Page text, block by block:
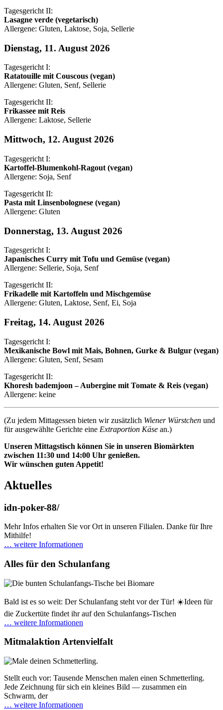
Tagesgericht II:
Lasagne verde (vegetarisch)
Allergene: Gluten, Laktose, Soja, Sellerie
Dienstag, 11. August 2026
Tagesgericht I:
Ratatouille mit Couscous (vegan)
Allergene: Gluten, Senf, Sellerie
Tagesgericht II:
Frikassee mit Reis
Allergene: Laktose, Sellerie
Mittwoch, 12. August 2026
Tagesgericht I:
Kartoffel-Blumenkohl-Ragout (vegan)
Allergene: Soja, Senf
Tagesgericht II:
Pasta mit Linsenbolognese (vegan)
Allergene: Gluten
Donnerstag, 13. August 2026
Tagesgericht I:
Japanisches Curry mit Tofu und Gemüse (vegan)
Allergene: Sellerie, Soja, Senf
Tagesgericht II:
Frikadelle mit Kartoffeln und Mischgemüse
Allergene: Gluten, Laktose, Senf, Ei, Soja
Freitag, 14. August 2026
Tagesgericht I:
Mexikanische Bowl mit Mais, Bohnen, Gurke & Bulgur (vegan)
Allergene: Gluten, Senf, Sesam
Tagesgericht II:
Khoresh bademjoon – Aubergine mit Tomate & Reis (vegan)
Allergene: keine
(Zu jedem Mittagessen bieten wir zusätzlich Wiener Würstchen und
für ausgewählte Gerichte eine Extraportion Käse an.)
Unseren Mittagstisch können Sie in unseren Biomärkten
zwischen 11:30 und 14:00 Uhr genießen.
Wir wünschen guten Appetit!
Aktuelles
idn-poker-88/
Mehr Infos erhalten Sie vor Ort in unseren Filialen. Danke für Ihre
Mithilfe!
… weitere Informationen
Alles für den Schulanfang
Bald ist es so weit: Der Schulanfang steht vor der Tür! ☀️Ideen für
die Zuckertüte findet ihr auf den Schulanfangs-Tischen
… weitere Informationen
Mitmalaktion Artenvielfalt
Stellt euch vor: Tausende Menschen malen einen Schmetterling.
Jede Zeichnung für sich ein kleines Bild — zusammen ein
Schwarm, der
… weitere Informationen